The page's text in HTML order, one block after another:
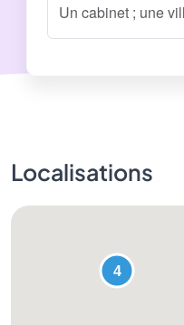
Localisations